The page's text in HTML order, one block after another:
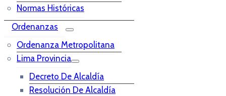
Normas Históricas
Ordenanzas
Ordenanza Metropolitana
Lima Provincia
Decreto De Alcaldía
Resolución De Alcaldía